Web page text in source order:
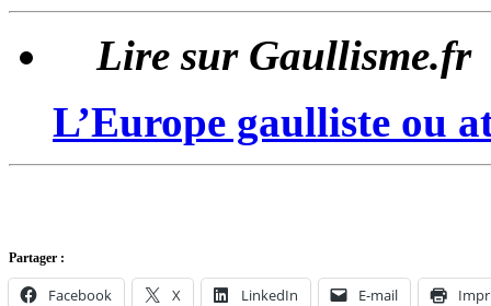
Lire sur Gaullisme.fr
L’Europe gaulliste ou
Partager :
Facebook X LinkedIn E-mail